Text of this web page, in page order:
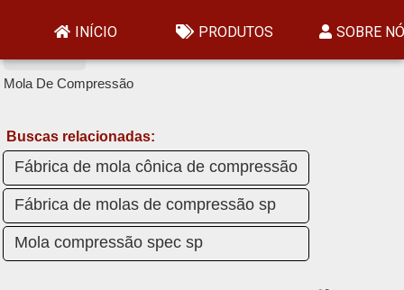
INÍCIO PRODUTOS SOBRE
Home »
Mola De Compressão
Buscas relacionadas:
Fábrica de mola cônica de compressão
Fábrica de molas de compressão sp
Mola compressão spec sp